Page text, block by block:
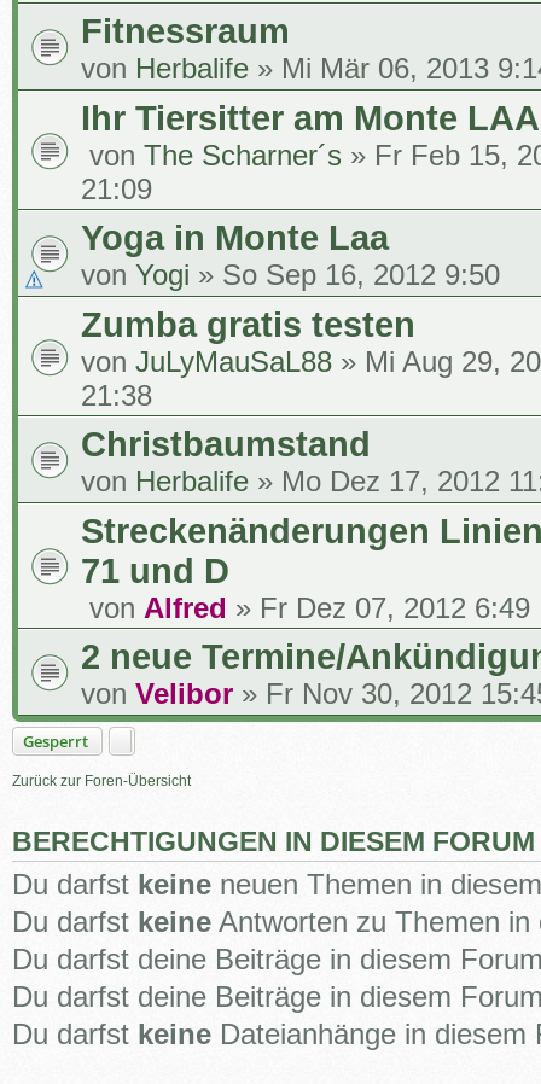
Fitnessraum
von Herbalife » Mi Mär 06, 2013
Ihr Tiersitter am Monte LAA
von The Scharner´s » Fr Feb 15,
21:09
Yoga in Monte Laa
von Yogi » So Sep 16, 2012 9:50
Zumba gratis testen
von JuLyMauSaL88 » Mi Aug 29,
21:38
Christbaumstand
von Herbalife » Mo Dez 17, 2012
Streckenänderungen
71 und D
von Alfred » Fr Dez 07, 2012 6:49
2 neue Termine/
von Velibor » Fr Nov 30, 2012
Gesperrt
Zurück zur Foren-Übersicht
BERECHTIGUNGEN IN DIESEM FORUM
Du darfst keine neuen Themen in
Du darfst keine Antworten zu Themen
Du darfst deine Beiträge in diesem
Du darfst deine Beiträge in diesem
Du darfst keine Dateianhänge in diesem